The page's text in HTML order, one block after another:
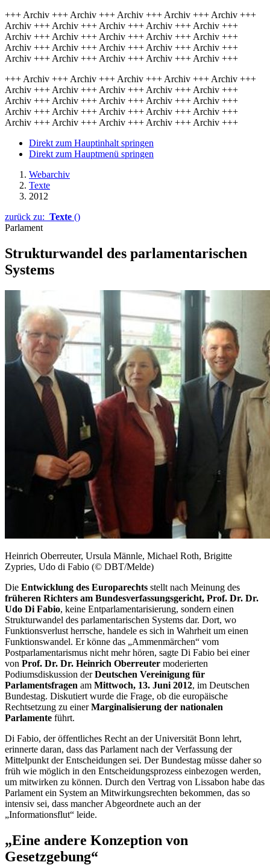
+++ Archiv +++ Archiv +++ Archiv +++ Archiv +++ Archiv +++
Archiv +++ Archiv +++ Archiv +++ Archiv +++ Archiv +++
Archiv +++ Archiv +++ Archiv +++ Archiv +++ Archiv +++
Archiv +++ Archiv +++ Archiv +++ Archiv +++ Archiv +++
Archiv +++ Archiv +++ Archiv +++ Archiv +++ Archiv +++
+++ Archiv +++ Archiv +++ Archiv +++ Archiv +++ Archiv +++
Archiv +++ Archiv +++ Archiv +++ Archiv +++ Archiv +++
Archiv +++ Archiv +++ Archiv +++ Archiv +++ Archiv +++
Archiv +++ Archiv +++ Archiv +++ Archiv +++ Archiv +++
Archiv +++ Archiv +++ Archiv +++ Archiv +++ Archiv +++
Direkt zum Hauptinhalt springen
Direkt zum Hauptmenü springen
Webarchiv
Texte
2012
zurück zu: Texte ()
Parlament
Strukturwandel des parlamentarischen
Systems
Heinrich Oberreuter, Ursula Männle, Michael Roth, Brigitte
Zypries, Udo di Fabio (© DBT/Melde)
Die Entwicklung des Europarechts stellt nach Meinung des
früheren Richters am Bundesverfassungsgericht, Prof. Dr. Dr.
Udo Di Fabio, keine Entparlamentarisierung, sondern einen
Strukturwandel des parlamentarischen Systems dar. Dort, wo
Funktionsverlust herrsche, handele es sich in Wahrheit um einen
Funktionswandel. Er könne das „Ammenmärchen“ vom
Postparlamentarismus nicht mehr hören, sagte Di Fabio bei einer
von Prof. Dr. Dr. Heinrich Oberreuter moderierten
Podiumsdiskussion derDeutschen Vereinigung für
Parlamentsfragen am Mittwoch, 13. Juni 2012, im Deutschen
Bundestag. Diskutiert wurde die Frage, ob die europäische
Rechtsetzung zu einerMarginalisierung der nationalen
Parlamente führt.
Di Fabio, der öffentliches Recht an der Universität Bonn lehrt,
erinnerte daran, dass das Parlament nach der Verfassung der
Mittelpunkt der Entscheidungen sei. Der Bundestag müsse daher so
früh wie möglich in den Entscheidungsprozess einbezogen werden,
um mitwirken zu können. Durch den Vertrag von Lissabon habe das
Parlament ein System an Mitwirkungsrechten bekommen, das so
intensiv sei, dass mancher Abgeordnete auch an der
„Informationsflut“ leide.
„Eine andere Konzeption von
Gesetzgebung“